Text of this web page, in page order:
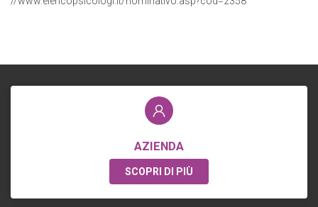
AZIENDA
SCOPRI DI PIÙ